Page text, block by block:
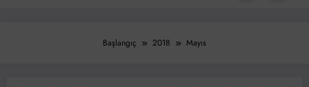
Başlangıç 2018 Mayıs